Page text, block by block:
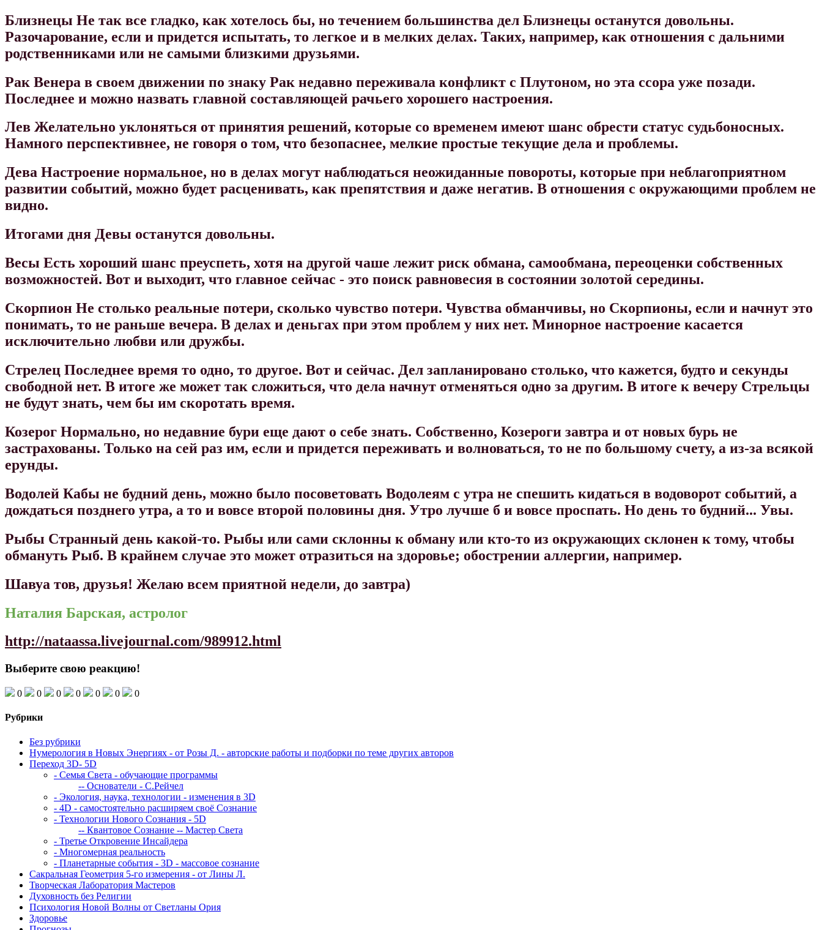
Близнецы Не так все гладко, как хотелось бы, но течением большинства дел Близнецы останутся довольны.
Разочарование, если и придется испытать, то легкое и в мелких делах. Таких, например, как отношения с дальними
родственниками или не самыми близкими друзьями.
Рак Венера в своем движении по знаку Рак недавно переживала конфликт с Плутоном, но эта ссора уже позади.
Последнее и можно назвать главной составляющей рачьего хорошего настроения.
Лев Желательно уклоняться от принятия решений, которые со временем имеют шанс обрести статус судьбоносных.
Намного перспективнее, не говоря о том, что безопаснее, мелкие простые текущие дела и проблемы.
Дева Настроение нормальное, но в делах могут наблюдаться неожиданные повороты, которые при неблагоприятном
развитии событий, можно будет расценивать, как препятствия и даже негатив. В отношения с окружающими проблем не
видно.
Итогами дня Девы останутся довольны.
Весы Есть хороший шанс преуспеть, хотя на другой чаше лежит риск обмана, самообмана, переоценки собственных
возможностей. Вот и выходит, что главное сейчас - это поиск равновесия в состоянии золотой середины.
Скорпион Не столько реальные потери, сколько чувство потери. Чувства обманчивы, но Скорпионы, если и начнут это
понимать, то не раньше вечера. В делах и деньгах при этом проблем у них нет. Минорное настроение касается
исключительно любви или дружбы.
Стрелец Последнее время то одно, то другое. Вот и сейчас. Дел запланировано столько, что кажется, будто и секунды
свободной нет. В итоге же может так сложиться, что дела начнут отменяться одно за другим. В итоге к вечеру Стрельцы
не будут знать, чем бы им скоротать время.
Козерог Нормально, но недавние бури еще дают о себе знать. Собственно, Козероги завтра и от новых бурь не
застрахованы. Только на сей раз им, если и придется переживать и волноваться, то не по большому счету, а из-за всякой
ерунды.
Водолей Кабы не будний день, можно было посоветовать Водолеям с утра не спешить кидаться в водоворот событий, а
дождаться позднего утра, а то и вовсе второй половины дня. Утро лучше б и вовсе проспать. Но день то будний... Увы.
Рыбы Странный день какой-то. Рыбы или сами склонны к обману или кто-то из окружающих склонен к тому, чтобы
обмануть Рыб. В крайнем случае это может отразиться на здоровье; обострении аллергии, например.
Шавуа тов, друзья! Желаю всем приятной недели, до завтра)
Наталия Барская, астролог
http://nataassa.livejournal.com/989912.html
Выберите свою реакцию!
0 0 0 0 0 0 0
Рубрики
Без рубрики
Нумерология в Новых Энергиях - от Розы Д. - авторские работы и подборки по теме других авторов
Переход 3D- 5D
- Семья Света - обучающие программы
-- Основатели - С.Рейчел
- Экология, наука, технологии - изменения в 3D
- 4D - самостоятельно расширяем своё Сознание
- Технологии Нового Сознания - 5D
-- Квантовое Сознание -- Мастер Света
- Третье Откровение Инсайдера
- Многомерная реальность
- Планетарные события - 3D - массовое сознание
Сакральная Геометрия 5-го измерения - от Лины Л.
Творческая Лаборатория Мастеров
Духовность без Религии
Психология Новой Волны от Светланы Ория
Здоровье